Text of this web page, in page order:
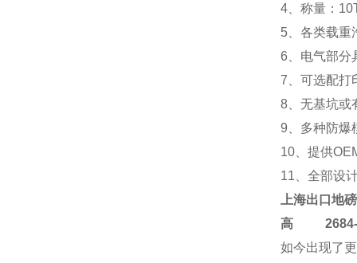
4、称量：
5、各类载重
6、电气部分
7、可选配打
8、无基坑或
9、多种防爆
10、提供
11、全部设
上海出口地磅
高2684-
如今出现了